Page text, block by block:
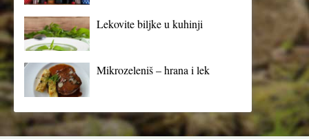
Lekovite biljke u kuhinji
Mikrozeleniš – hrana i lek